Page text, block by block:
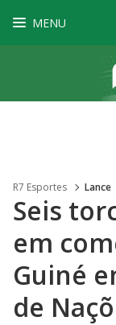
MENU
R7 Esportes Lance
Seis
em
Guiné
de